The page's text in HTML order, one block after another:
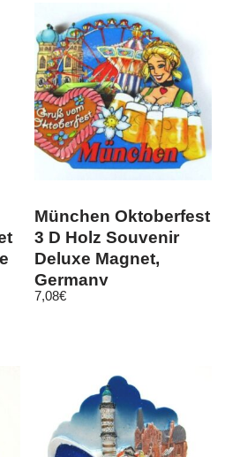
München Oktoberfest
3 D Holz Souvenir
Deluxe Magnet,
Germany
Deutschland, Neu
7,08€